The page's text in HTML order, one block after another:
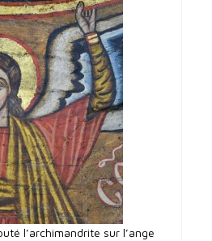
l’archimandrite sur l’ange